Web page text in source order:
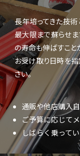
長年培ってきた技
最大限まで蘇らせ
の寿命も伸ばすこと
お受け取り日時を指
さい。
通販や他店購入
ご予算に応じて
しばらく乗って